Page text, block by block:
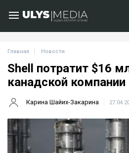
Главная Новости
Shell потратит $16
канадской компании
Карина Шайих-Закарина